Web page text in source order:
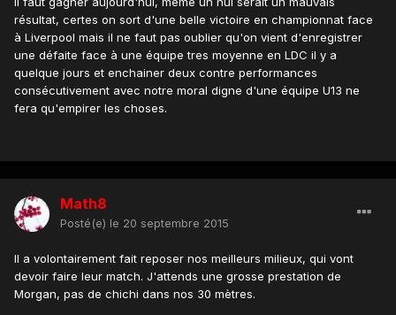
résultat, certes on sort d'une belle victoire en championnat face
à Liverpool mais il ne faut pas oublier qu'on vient d'enregistrer
une défaite face à une équipe tres moyenne en LDC il y a
quelque jours et enchainer deux contre performances
consécutivement avec notre moral digne d'une équipe U13 ne
fera qu'empirer les choses.
Math8
Posté(e) le 20 septembre 2015
Il a volontairement fait reposer nos meilleurs milieux, qui vont
devoir faire leur match. J'attends une grosse prestation de
Morgan, pas de chichi dans nos 30 mètres.